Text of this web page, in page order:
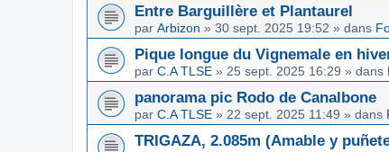
Entre Barguillère et Plantaurel
par Arbizon » 30 sept. 2025 19:52 » dans
Pique longue du Vignemale en
par C.A TLSE » 25 sept. 2025 16:29 » dans
panorama pic Rodo de Canalbone
par C.A TLSE » 22 sept. 2025 11:49 » dans
TRIGAZA, 2.085m (Amable y